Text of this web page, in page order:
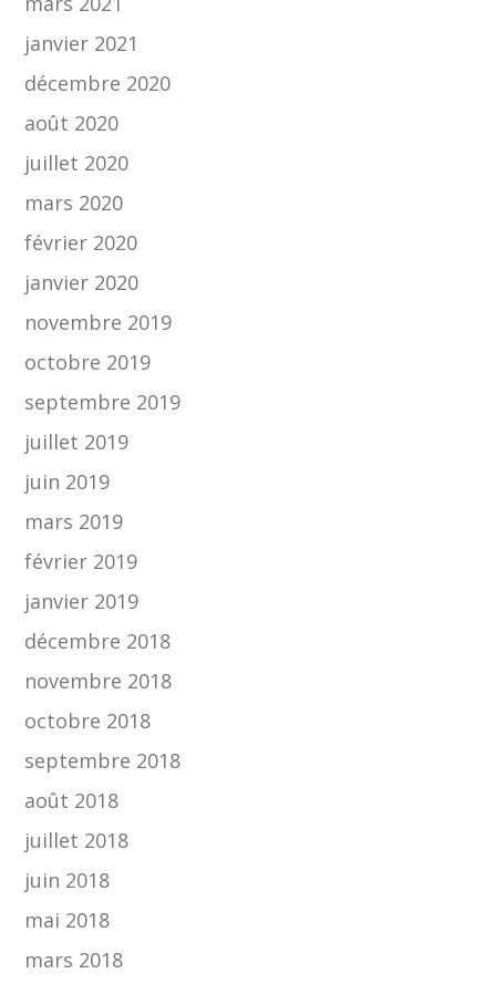
janvier 2021
décembre 2020
août 2020
juillet 2020
mars 2020
février 2020
janvier 2020
novembre 2019
octobre 2019
septembre 2019
juillet 2019
juin 2019
mars 2019
février 2019
janvier 2019
décembre 2018
novembre 2018
octobre 2018
septembre 2018
août 2018
juillet 2018
juin 2018
mai 2018
mars 2018